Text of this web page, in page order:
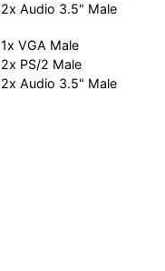
2x Audio 3.5" Male
1x VGA Male
2x PS/2 Male
2x Audio 3.5" Male